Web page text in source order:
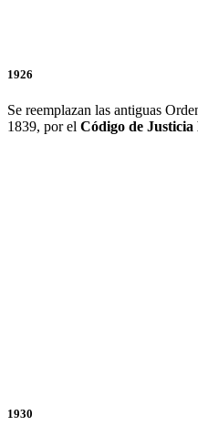
1926
Se reemplazan las antiguas
1839, por el Código de Justicia
1930